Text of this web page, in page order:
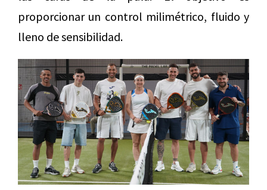
proporcionar un control milimétrico, fluido y
lleno de sensibilidad.